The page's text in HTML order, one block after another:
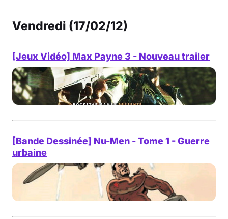
Vendredi (17/02/12)
[Jeux Vidéo] Max Payne 3 - Nouveau trailer
[Bande Dessinée] Nu-Men - Tome 1 - Guerre
urbaine